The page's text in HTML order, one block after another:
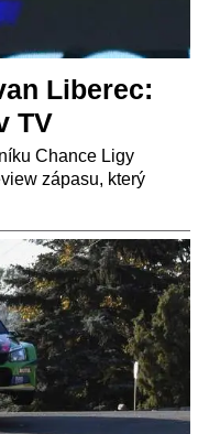
Liberec:
TV
Chance Ligy
zápasu, který